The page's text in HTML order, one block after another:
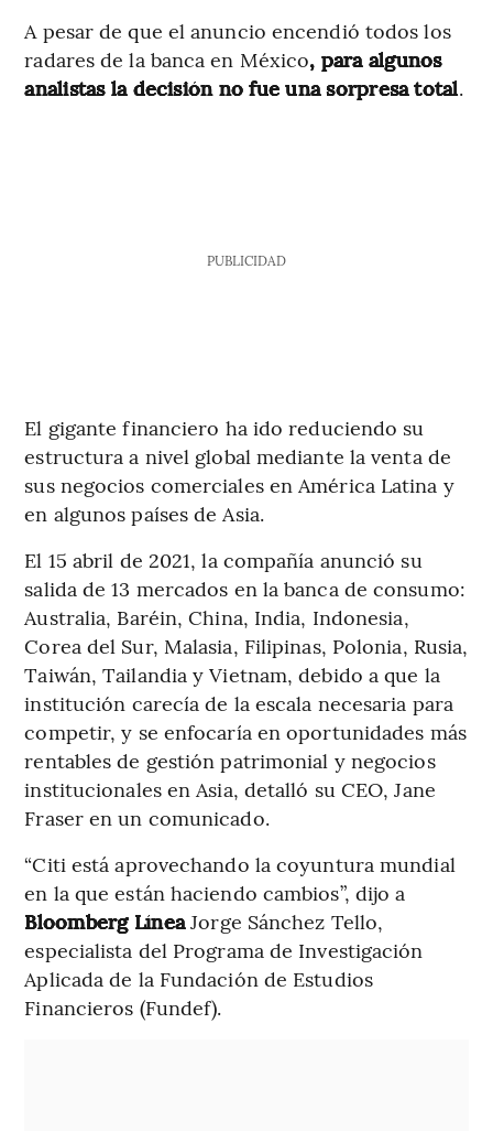
A pesar de que el anuncio encendió todos los
radares de la banca en México, para algunos
analistas la decisión no fue una sorpresa total.
PUBLICIDAD
El gigante financiero ha ido reduciendo su
estructura a nivel global mediante la venta de
sus negocios comerciales en América Latina y
en algunos países de Asia.
El 15 abril de 2021, la compañía anunció su
salida de 13 mercados en la banca de consumo:
Australia, Baréin, China, India, Indonesia,
Corea del Sur, Malasia, Filipinas, Polonia, Rusia,
Taiwán, Tailandia y Vietnam, debido a que la
institución carecía de la escala necesaria para
competir, y se enfocaría en oportunidades más
rentables de gestión patrimonial y negocios
institucionales en Asia, detalló su CEO, Jane
Fraser en un comunicado.
“Citi está aprovechando la coyuntura mundial
en la que están haciendo cambios”, dijo a
Bloomberg LíneaJorge Sánchez Tello,
especialista del Programa de Investigación
Aplicada de la Fundación de Estudios
Financieros (Fundef).